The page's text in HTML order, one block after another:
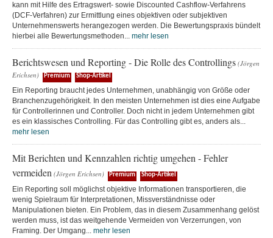
kann mit Hilfe des Ertragswert- sowie Discounted Cashflow-Verfahrens
(DCF-Verfahren) zur Ermittlung eines objektiven oder subjektiven
Unternehmenswerts herangezogen werden. Die Bewertungspraxis bündelt
hierbei alle Bewertungsmethoden... mehr lesen
Berichtswesen und Reporting - Die Rolle des Controllings (Jörgen
Erichsen)
Premium Shop-Artikel
Ein Reporting braucht jedes Unternehmen, unabhängig von Größe oder
Branchenzugehörigkeit. In den meisten Unternehmen ist dies eine Aufgabe
für Controllerinnen und Controller. Doch nicht in jedem Unternehmen gibt
es ein klassisches Controlling. Für das Controlling gibt es, anders als...
mehr lesen
Mit Berichten und Kennzahlen richtig umgehen - Fehler
vermeiden (Jörgen Erichsen) Premium Shop-Artikel
Ein Reporting soll möglichst objektive Informationen transportieren, die
wenig Spielraum für Interpretationen, Missverständnisse oder
Manipulationen bieten. Ein Problem, das in diesem Zusammenhang gelöst
werden muss, ist das weitgehende Vermeiden von Verzerrungen, von
Framing. Der Umgang... mehr lesen